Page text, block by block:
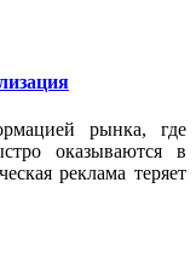
рынка, где
оказываются в
реклама теряет